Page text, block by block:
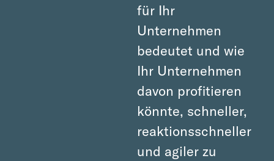
für Ihr
Unternehmen
bedeutet und wie
Ihr Unternehmen
davon profitieren
könnte, schneller,
reaktionsschneller
und agiler zu